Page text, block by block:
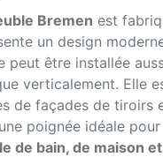
Bremen est
un design
peut être installée
verticalement. Elle
de façades de tiroirs
poignée idéale
de bain, de maison